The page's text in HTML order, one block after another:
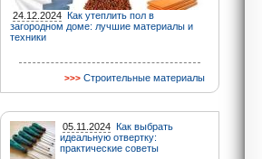
24.12.2024 Как утеплить пол в
загородном доме: лучшие материалы и
техники
Строительные материалы
05.11.2024 Как выбрать
идеальную отвертку:
практические советы